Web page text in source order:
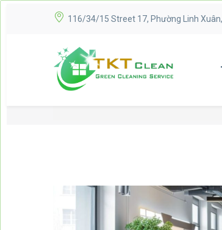
116/34/15 Street 17, Phường Linh